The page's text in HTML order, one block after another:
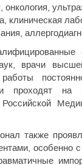
клиническая
врачи
проходят на
также
особенно